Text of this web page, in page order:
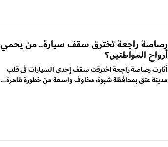
رصاصة راجعة تخترق سقف سيارة.. من يحمي
أرواح المواطنين؟
أثارت رصاصة راجعة اخترقت سقف إحدى السيارات في قلب
مدينة عتق بمحافظة شبوة، مخاوف واسعة من خطورة ظاهرة...